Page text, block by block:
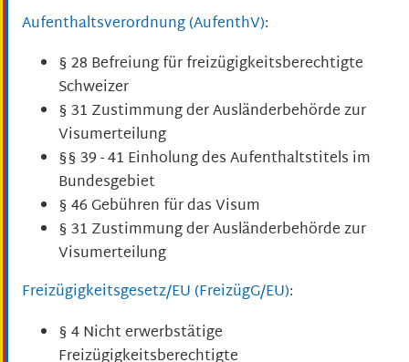
Aufenthaltsverordnung (AufenthV):
§ 28 Befreiung für freizügigkeitsberechtigte
Schweizer
§ 31 Zustimmung der Ausländerbehörde zur
Visumerteilung
§§ 39 - 41 Einholung des Aufenthaltstitels im
Bundesgebiet
§ 46 Gebühren für das Visum
§ 31 Zustimmung der Ausländerbehörde zur
Visumerteilung
Freizügigkeitsgesetz/EU (FreizügG/EU):
§ 4Nicht erwerbstätige
Freizügigkeitsberechtigte